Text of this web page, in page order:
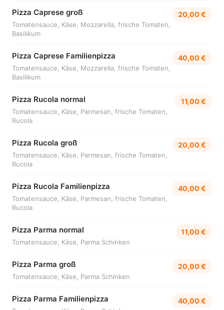
Pizza Caprese groß
Tomatensauce, Käse, Mozzarella, frische Tomaten,
Basilikum
20,00 €
Pizza Caprese Familienpizza
Tomatensauce, Käse, Mozzarella, frische Tomaten,
Basilikum
40,00 €
Pizza Rucola normal
Tomatensauce, Käse, Parmesan, frische Tomaten,
Rucola
11,00 €
Pizza Rucola groß
Tomatensauce, Käse, Parmesan, frische Tomaten,
Rucola
20,00 €
Pizza Rucola Familienpizza
Tomatensauce, Käse, Parmesan, frische Tomaten,
Rucola
40,00 €
Pizza Parma normal
Tomatensauce, Käse, Parma Schinken
11,00 €
Pizza Parma groß
Tomatensauce, Käse, Parma Schinken
20,00 €
Pizza Parma Familienpizza 40,00 €